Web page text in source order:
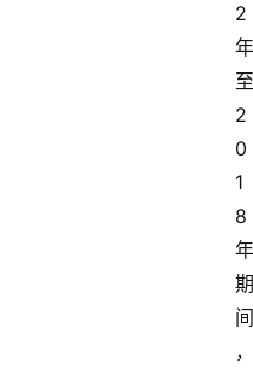
2
年
至
2
0
1
8
年
期
间
，